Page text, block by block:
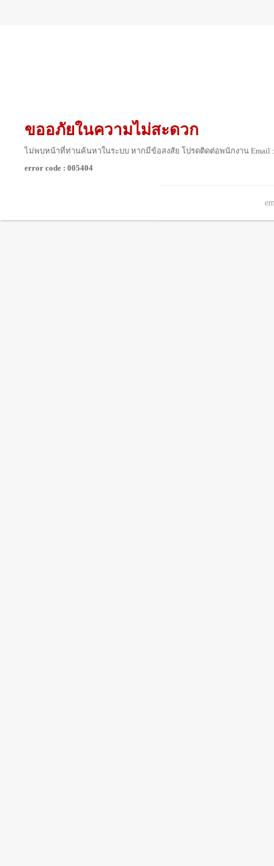
ขออภัยในความไม่สะดวก
ไม่พบหน้าที่ท่านค้นหาในระบบ หากมีข้อสงสัย โปรดติดต่อพนักงาน Email :
error code : 005404